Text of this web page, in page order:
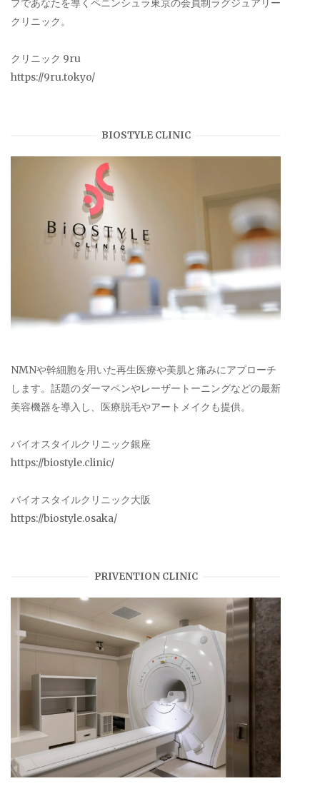
プであなたを導くペニンシュラ東京の会員制ラグジュアリー
クリニック。
クリニック 9ru
https://9ru.tokyo/
BIOSTYLE CLINIC
NMNや幹細胞を用いた再生医療や美肌と痛みにアプローチ
します。話題のダーマペンやレーザートーニングなどの最新
美容機器を導入し、医療脱毛やアートメイクも提供。
バイオスタイルクリニック銀座
https://biostyle.clinic/
バイオスタイルクリニック大阪
https://biostyle.osaka/
PRIVENTION CLINIC